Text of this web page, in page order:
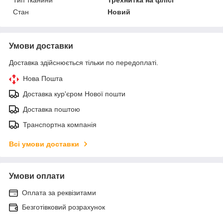
Стан
Новий
Умови доставки
Доставка здійснюється тільки по передоплаті.
Нова Пошта
Доставка кур'єром Нової пошти
Доставка поштою
Транспортна компанія
Всі умови доставки
Умови оплати
Оплата за реквізитами
Безготівковий розрахунок